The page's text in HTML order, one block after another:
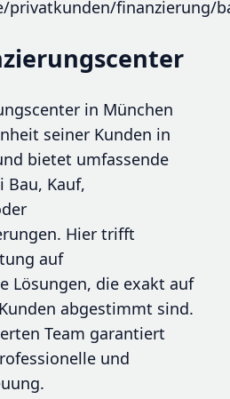
privatkunden/finanzierung/
in München
seiner Kunden in
bietet umfassende
Bau, Kauf,
Hier trifft
auf
Lösungen, die exakt auf
abgestimmt sind.
Team garantiert
und